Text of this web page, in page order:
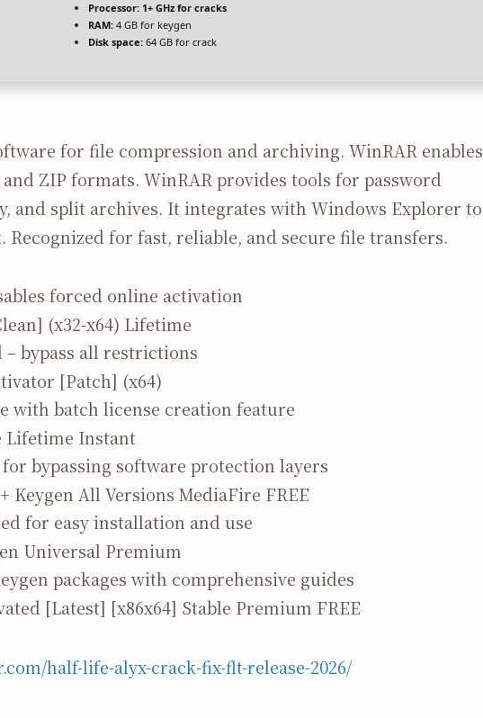
Processor: 1+ GHz for cracks
RAM: 4 GB for keygen
Disk space: 64 GB for crack
for file compression and archiving. WinRAR enables
ZIP formats. WinRAR provides tools for password
and split archives. It integrates with Windows Explorer to
for fast, reliable, and secure file transfers.
forced online activation
(x32-x64) Lifetime
bypass all restrictions
[Patch] (x64)
with batch license creation feature
Lifetime Instant
bypassing software protection layers
Keygen All Versions MediaFire FREE
for easy installation and use
Universal Premium
packages with comprehensive guides
[Latest] [x86x64] Stable Premium FREE
half-life-alyx-crack-fix-flt-release-2026/